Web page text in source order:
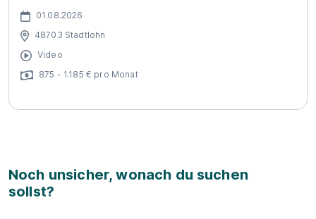
01.08.2026
48703 Stadtlohn
Video
875 - 1.185 € pro Monat
Noch unsicher, wonach du suchen
sollst?